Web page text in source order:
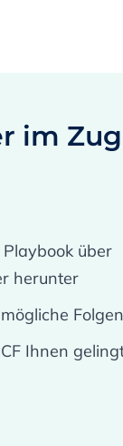
im
über
herunter
Ihnen